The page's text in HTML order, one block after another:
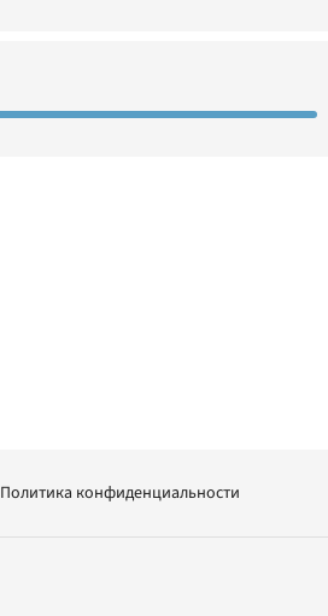
Политика конфиденциальности